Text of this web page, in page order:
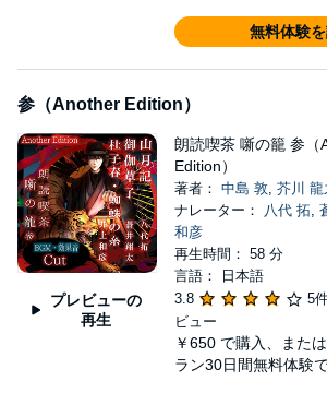
無料体験
参（Another Edition）
プレビューの
再生
朗読喫茶 噺の籠 参（
Edition）
著者： 中島 敦, 芥川 龍
ナレーター： 八代 拓,
和彦
再生時間： 58 分
言語： 日本語
3.8
5
ビュー
￥650 で購入、また
ラン30日間無料体験